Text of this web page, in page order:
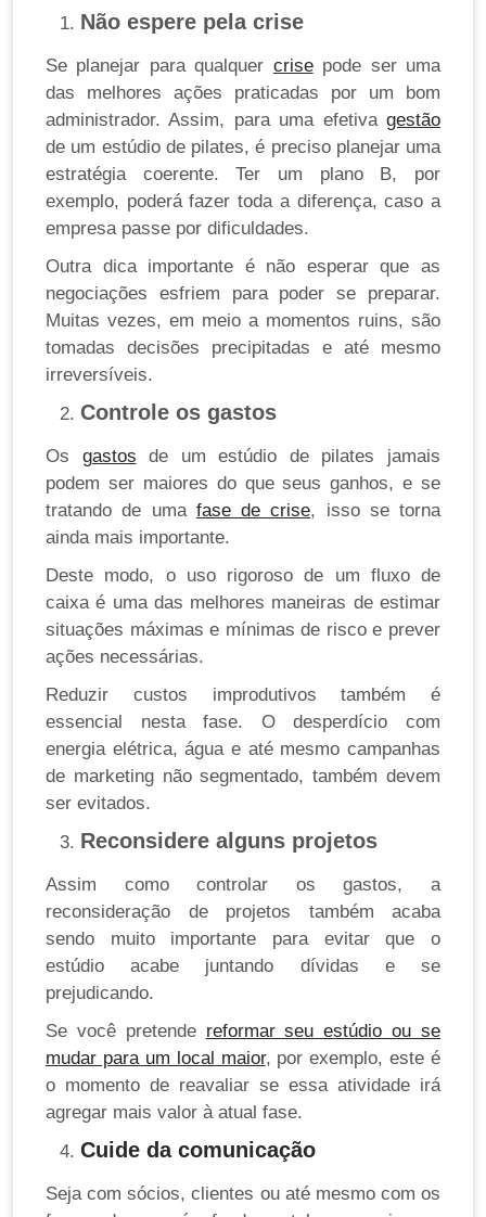
Não espere pela crise
Se planejar para qualquer crisepode ser uma
das melhores ações praticadas por um bom
administrador. Assim, para uma efetiva gestão
de um estúdio de pilates, é preciso planejar uma
estratégia coerente. Ter um plano B, por
exemplo, poderá fazer toda a diferença, caso a
empresa passe por dificuldades.
Outra dica importante é não esperar que as
negociações esfriem para poder se preparar.
Muitas vezes, em meio a momentos ruins, são
tomadas decisões precipitadas e até mesmo
irreversíveis.
Controle os gastos
Os gastos de um estúdio de pilates jamais
podem ser maiores do que seus ganhos, e se
tratando de uma fase de crise, isso se torna
ainda mais importante.
Deste modo, o uso rigoroso de um fluxo de
caixa é uma das melhores maneiras de estimar
situações máximas e mínimas de risco e prever
ações necessárias.
Reduzir custos improdutivos também é
essencial nesta fase. O desperdício com
energia elétrica, água e até mesmo campanhas
de marketing não segmentado, também devem
ser evitados.
Reconsidere alguns projetos
Assim como controlar os gastos, a
reconsideração de projetos também acaba
sendo muito importante para evitar que o
estúdio acabe juntando dívidas e se
prejudicando.
Se você pretende reformar seu estúdio ou se
mudar para um local maior, por exemplo, este é
o momento de reavaliar se essa atividade irá
agregar mais valor à atual fase.
Cuide da comunicação
Seja com sócios, clientes ou até mesmo com os